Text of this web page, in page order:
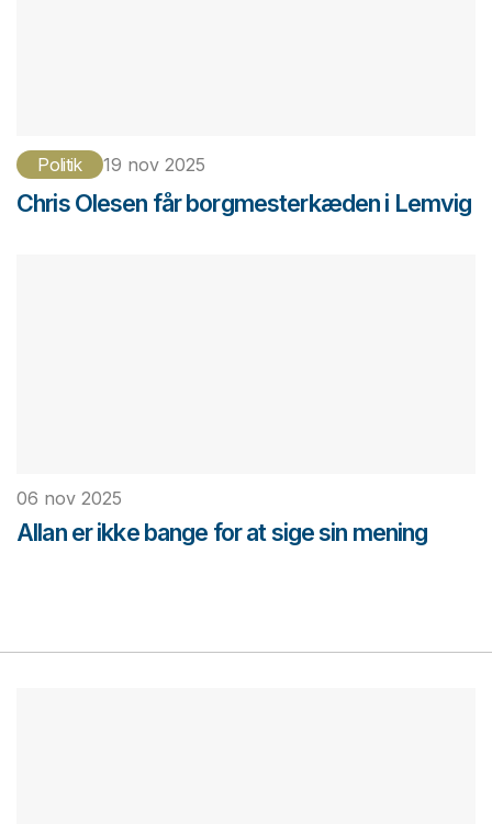
Politik 19 nov 2025
Chris Olesen får borgmesterkæden i Lemvig
06 nov 2025
Allan er ikke bange for at sige sin mening